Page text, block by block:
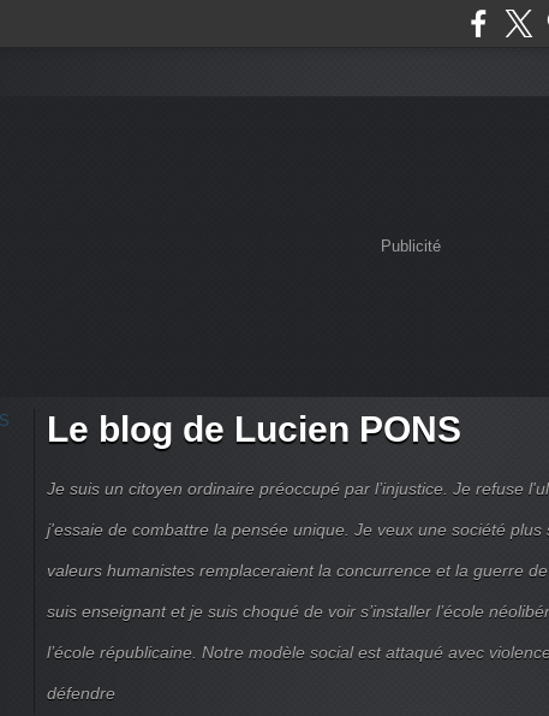
Publicité
Le blog de Lucien PONS
Je suis un citoyen ordinaire préoccupé par l’injustice. Je refuse
j'essaie de combattre la pensée unique. Je veux une société plus
valeurs humanistes remplaceraient la concurrence et la guerre
suis enseignant et je suis choqué de voir s’installer l’école
l’école républicaine. Notre modèle social est attaqué avec
défendre